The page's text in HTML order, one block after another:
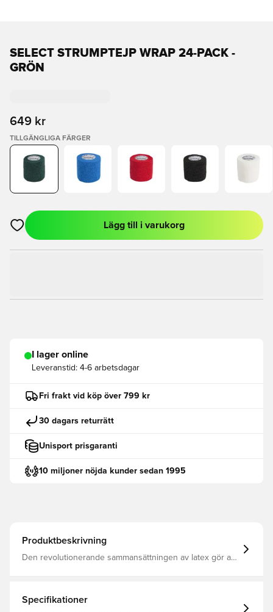
SELECT STRUMPTEJP WRAP 24-PACK -
GRÖN
649 kr
TILLGÄNGLIGA FÄRGER
Öppnar en Modal för att logga in eller registrera dig som
Lägg till i varukorg
I lager online
Leveranstid: 4-6 arbetsdagar
Fri frakt vid köp över 799 kr
30 dagars returrätt
Unisport prisgaranti
10 miljoner nöjda kunder sedan 1995
Produktbeskrivning
Den revolutionerande sammansättningen av latex gör att
Specifikationer